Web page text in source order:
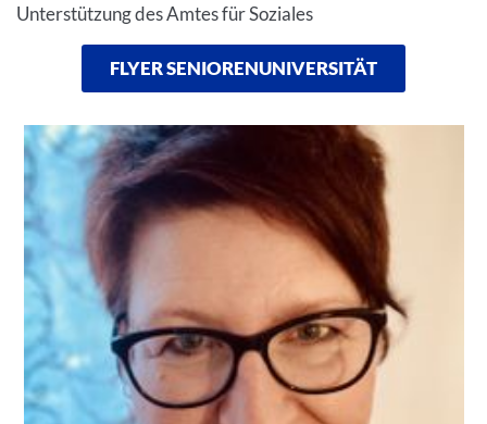
Unterstützung des Amtes für Soziales
FLYER SENIORENUNIVERSITÄT